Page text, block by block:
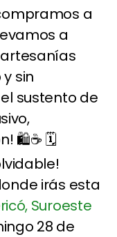
a
a
sin
sustento de
🛍️☕ 🗓️
irás esta
Suroeste
28 de